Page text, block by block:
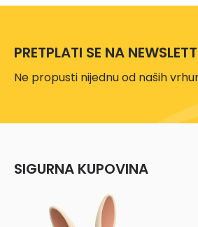
PRETPLATI SE NA
Ne propusti nijednu od naših
SIGURNA KUPOVINA